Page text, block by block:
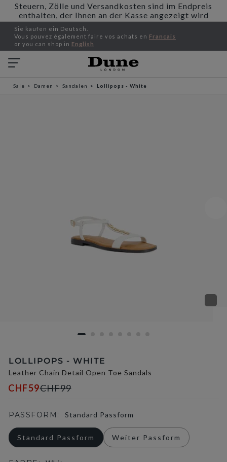
Steuern, Zölle und Versandkosten sind im Endpreis
enthalten, der Ihnen an der Kasse angezeigt wird
Sie kaufen ein Deutsch.
Vous pouvez également faire vos achats en Francais
or you can shop in English
Sale Damen Sandalen Lollipops - White
LOLLIPOPS - WHITE
Leather Chain Detail Open Toe Sandals
CHF59CHF99
PASSFORM: Standard Passform
Standard Passform Weiter Passform